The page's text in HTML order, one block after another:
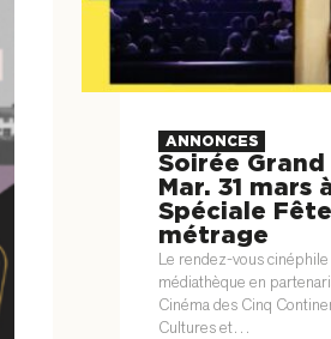
ANNONCES
Soirée
Mar. 31 mars
Spéciale
métrage
Le rendez-vous
médiathèque en
Cinéma des Cinq
Cultures et…